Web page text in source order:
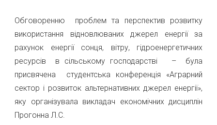
Обговоренню проблем та перспектив розвитку
використання відновлюваних джерел енергії за
рахунок енергії сонця, вітру, гідроенергетичних
ресурсів в сільському господарстві – була
присвячена студентська конференція «Аграрний
сектор і розвиток альтернативних джерел енергії»,
яку організувала викладач економічних дисциплін
Прогонна Л.С.